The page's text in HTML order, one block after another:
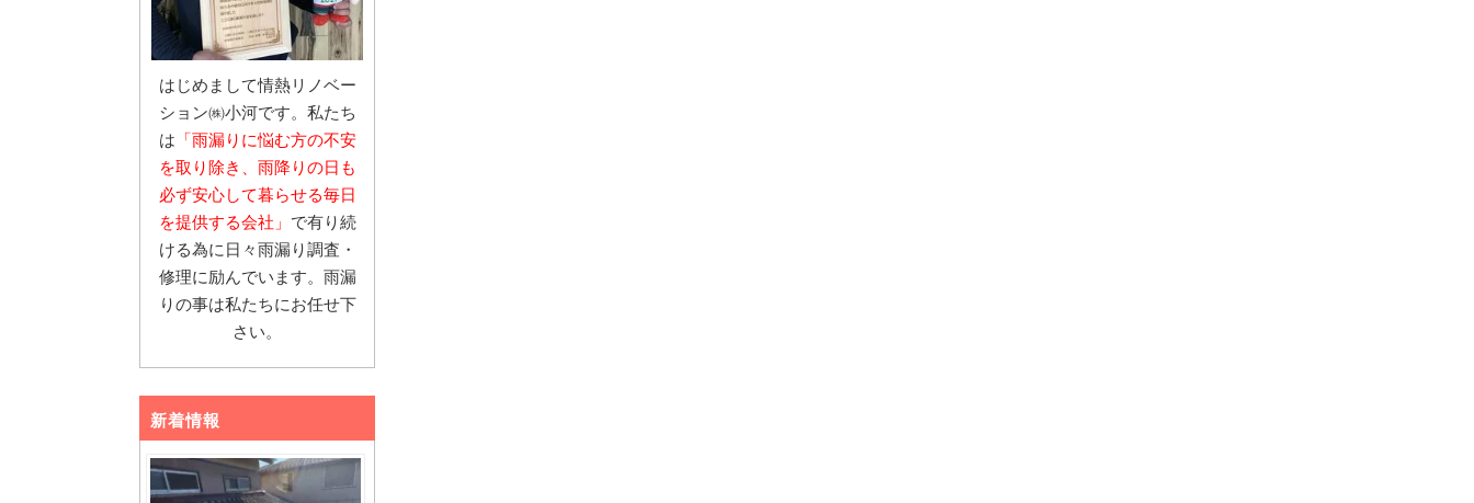
はじめまして情熱リノベー
ション㈱小河です。私たち
は 「雨漏りに悩む方の不安
を取り除き、雨降りの日も
必ず安心して暮らせる毎日
を提供する会社」 で有り続
ける為に日々雨漏り調査・
修理に励んでいます。雨漏
りの事は私たちにお任せ下
さい。
新着情報